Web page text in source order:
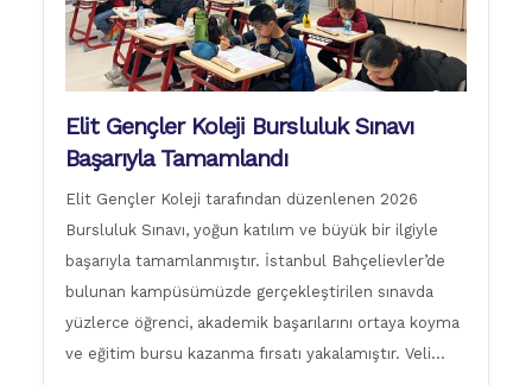
Elit Gençler Koleji Bursluluk Sınavı
Başarıyla Tamamlandı
Elit Gençler Koleji tarafından düzenlenen 2026
Bursluluk Sınavı, yoğun katılım ve büyük bir ilgiyle
başarıyla tamamlanmıştır. İstanbul Bahçelievler’de
bulunan kampüsümüzde gerçekleştirilen sınavda
yüzlerce öğrenci, akademik başarılarını ortaya koyma
ve eğitim bursu kazanma fırsatı yakalamıştır. Veli…